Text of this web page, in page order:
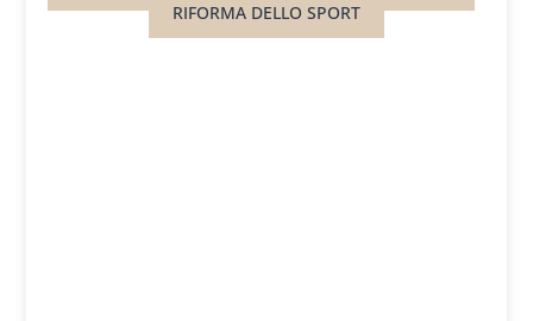
RIFORMA DELLO SPORT